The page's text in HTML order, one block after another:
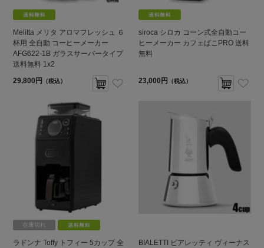
Melitta メリタ アロマフレッシュ ６
杯用 全自動 コーヒーメーカー
AFG622-1B ガラスサーバータイプ
送料無料 1x2
29,800円
（税込）
siroca シロカ コーン式全自動コー
ヒーメーカー カフェばこPRO 送料
無料
23,000円 （税込）
在庫切れ
ラドンナ Toffy トフィー 5カップ 全
BIALETTI ビアレッティ ヴィーナス